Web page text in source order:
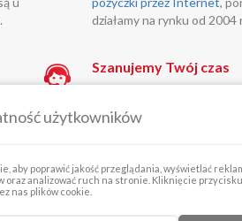
użytkowników
aby poprawić jakość przeglądania, wyświetlać
oraz analizować ruch na stronie. Kliknięcie
nas plików cookie.
działamy na rynku od 2004
Szanujemy Twój czas
kredytowej dostaniesz
lub telefon – bez
Zamów kontakt z